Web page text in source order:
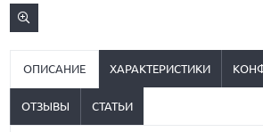
ОПИСАНИЕ ХАРАКТЕРИСТИКИ
ОТЗЫВЫ СТАТЬИ